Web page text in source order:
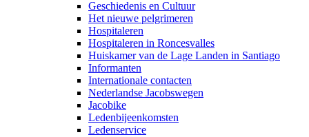
Geschiedenis en Cultuur
Het nieuwe pelgrimeren
Hospitaleren
Hospitaleren in Roncesvalles
Huiskamer van de Lage Landen in Santiago
Informanten
Internationale contacten
Nederlandse Jacobswegen
Jacobike
Ledenbijeenkomsten
Ledenservice